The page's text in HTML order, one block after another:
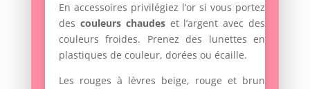
En accessoires privilégiez l’or si vous portez
des couleurs chaudeset l’argent avec des
couleurs froides. Prenez des lunettes en
plastiques de couleur, dorées ou écaille.
Les rouges à lèvres beige, rouge et brun